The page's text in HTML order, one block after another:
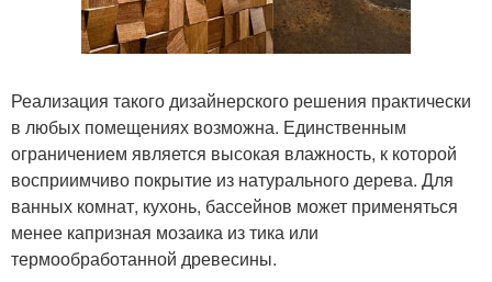
Реализация такого дизайнерского решения практически
в любых помещениях возможна. Единственным
ограничением является высокая влажность, к которой
восприимчиво покрытие из натурального дерева. Для
ванных комнат, кухонь, бассейнов может применяться
менее капризная мозаика из тика или
термообработанной древесины.